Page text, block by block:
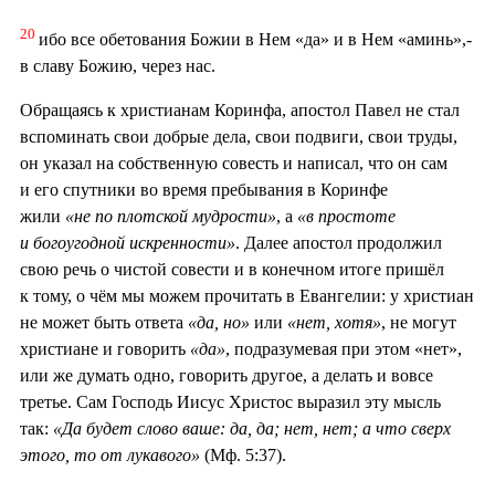
20 ибо все обетования Божии в Нем «да» и в Нем «аминь»,-
в славу Божию, через нас.
Обращаясь к христианам Коринфа, апостол Павел не стал
вспоминать свои добрые дела, свои подвиги, свои труды,
он указал на собственную совесть и написал, что он сам
и его спутники во время пребывания в Коринфе
жили «не по плотской мудрости», а «в простоте
и богоугодной искренности». Далее апостол продолжил
свою речь о чистой совести и в конечном итоге пришёл
к тому, о чём мы можем прочитать в Евангелии: у христиан
не может быть ответа «да, но» или «нет, хотя», не могут
христиане и говорить «да», подразумевая при этом «нет»,
или же думать одно, говорить другое, а делать и вовсе
третье. Сам Господь Иисус Христос выразил эту мысль
так: «Да будет слово ваше: да, да; нет, нет; а что сверх
этого, то от лукавого» (Мф. 5:37).